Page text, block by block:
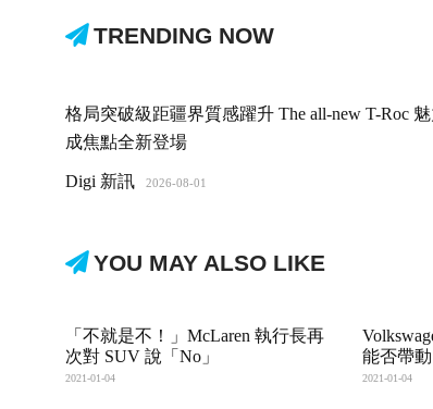
TRENDING NOW
格局突破級距疆界質感躍升 The all-new T-Roc
成焦點全新登場
Digi 新訊 2026-08-01
YOU MAY ALSO LIKE
「不就是不！」McLaren 執行長再
次對 SUV 說「No」
2021-01-04
能否帶
2021-01-04